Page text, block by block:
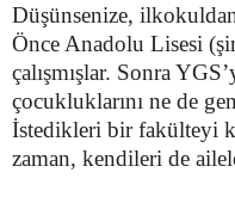
Düşünsenize, ilkokuldan
Önce Anadolu Lisesi
çalışmışlar. Sonra
çocukluklarını ne de
İstedikleri bir fakülteyi
zaman, kendileri de